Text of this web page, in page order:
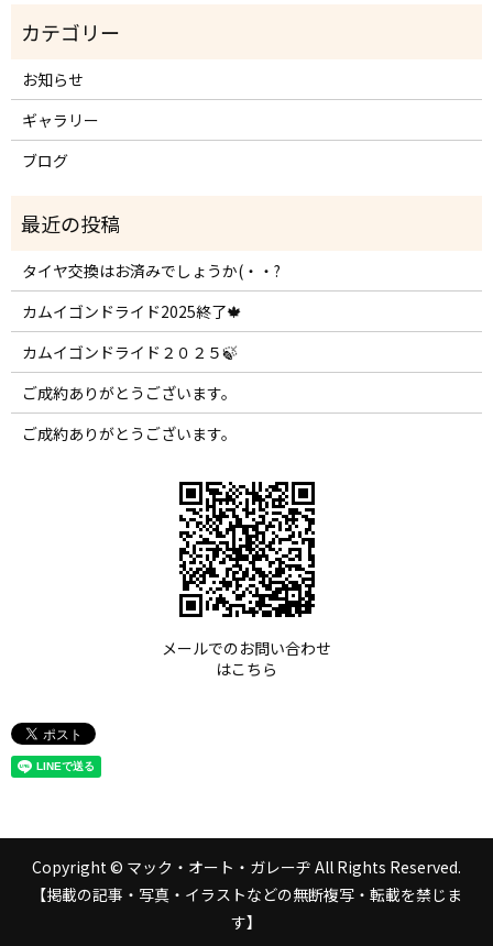
お知らせ
ギャラリー
ブログ
タイヤ交換はお済みでしょうか(・・?
カムイゴンドライド2025終了🍁
カムイゴンドライド２０２５🍃
ご成約ありがとうございます。
ご成約ありがとうございます。
メールでのお問い合わせ
はこちら
Copyright © マック・オート・ガレーヂ All Rights Reserved.
【掲載の記事・写真・イラストなどの無断複写・転載を禁じま
す】